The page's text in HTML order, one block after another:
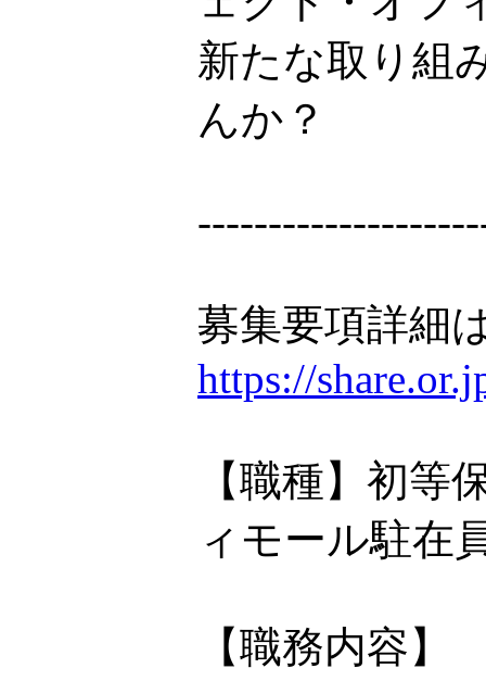
新たな取り組
んか？
募集要項詳細
https://
【職種】初
ィモール駐在
【職務内容】